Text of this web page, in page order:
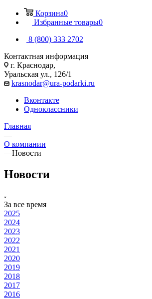
Корзина0
Избранные товары0
8 (800) 333 2702
Контактная информация
г. Краснодар,
Уральская ул., 126/1
krasnodar@ura-podarki.ru
Вконтакте
Одноклассники
Главная
—
О компании
—Новости
Новости
За все время
2025
2024
2023
2022
2021
2020
2019
2018
2017
2016